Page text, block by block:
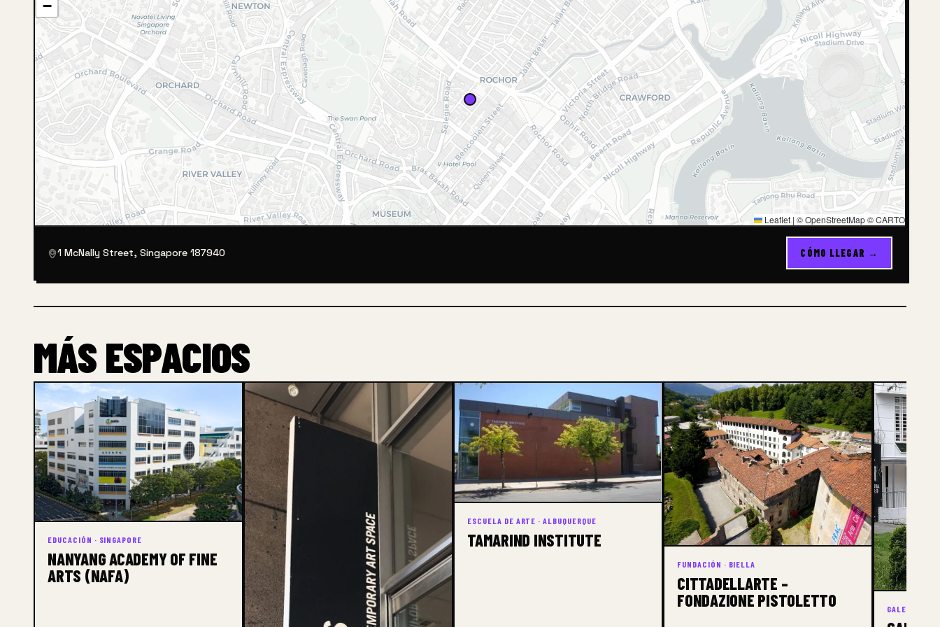
−
Leaflet | © OpenStreetMap © CARTO
1 McNally Street, Singapore 187940 CÓMO LLEGAR →
MÁS ESPACIOS
EDUCACIÓN · SINGAPORE
NANYANG ACADEMY OF FINE
ARTS (NAFA)
ESCUELA DE ARTE · ALBUQUERQUE
TAMARIND INSTITUTE
FUNDACIÓN · BIELLA
CITTADELLARTE –
FONDAZIONE PISTOLETTO
GALERÍA ·